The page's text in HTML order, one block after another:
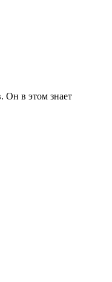
Он в этом знает